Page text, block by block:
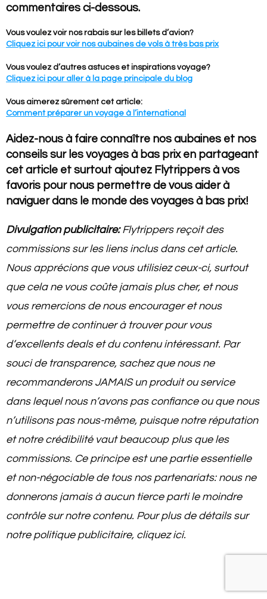
commentaires ci-dessous.
Vous voulez voir nos rabais sur les billets d’avion?
Cliquez ici pour voir nos aubaines de vols à très bas prix
Vous voulez d’autres astuces et inspirations voyage?
Cliquez ici pour aller à la page principale du blog
Vous aimerez sûrement cet article:
Comment préparer un voyage à l’international
Aidez-nous à faire connaître nos aubaines et nos
conseils sur les voyages à bas prix en partageant
cet article et surtout ajoutez Flytrippers à vos
favoris pour nous permettre de vous aider à
naviguer dans le monde des voyages à bas prix!
Divulgation publicitaire:Flytrippers reçoit des
commissions sur les liens inclus dans cet article.
Nous apprécions que vous utilisiez ceux-ci, surtout
que cela ne vous coûte jamais plus cher, et nous
vous remercions de nous encourager et nous
permettre de continuer à trouver pour vous
d’excellents deals et du contenu intéressant. Par
souci de transparence, sachez que nous ne
recommanderons JAMAIS un produit ou service
dans lequel nous n’avons pas confiance ou que nous
n’utilisons pas nous-même, puisque notre réputation
et notre crédibilité vaut beaucoup plus que les
commissions. Ce principe est une partie essentielle
et non-négociable de tous nos partenariats: nous ne
donnerons jamais à aucun tierce parti le moindre
contrôle sur notre contenu. Pour plus de détails sur
notre politique publicitaire, cliquez ici.